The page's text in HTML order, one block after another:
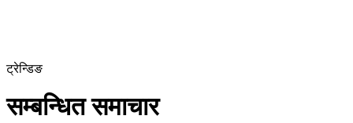
ट्रेन्डिङ
सम्बन्धित समाचार